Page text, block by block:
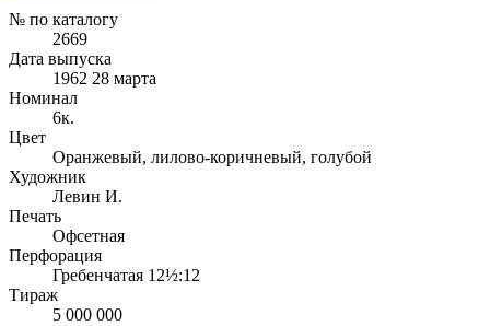
№ по каталогу
2669
Дата выпуска
1962 28 марта
Номинал
6к.
Цвет
Оранжевый, лилово-коричневый, голубой
Художник
Левин И.
Печать
Офсетная
Перфорация
Гребенчатая 12½:12
Тираж
5 000 000